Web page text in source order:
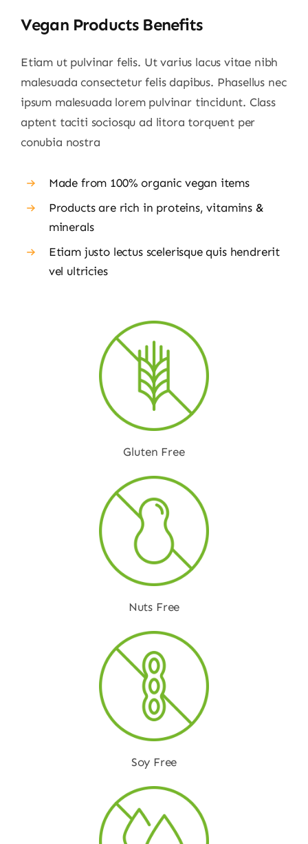
Vegan Products Benefits
Etiam ut pulvinar felis. Ut varius lacus vitae nibh
malesuada consectetur felis dapibus. Phasellus nec
ipsum malesuada lorem pulvinar tincidunt. Class
aptent taciti sociosqu ad litora torquent per
conubia nostra
Made from 100% organic vegan items
Products are rich in proteins, vitamins &
minerals
Etiam justo lectus scelerisque quis hendrerit
vel ultricies
Gluten Free
Nuts Free
Soy Free